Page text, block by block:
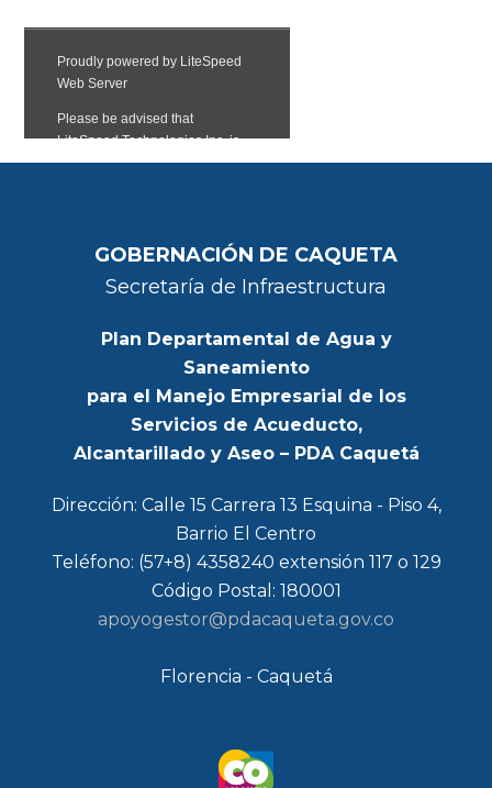
GOBERNACIÓN DE CAQUETA
Secretaría de Infraestructura
Plan Departamental de Agua y
Saneamiento
para el Manejo Empresarial de los
Servicios de Acueducto,
Alcantarillado y Aseo – PDA Caquetá
Dirección: Calle 15 Carrera 13 Esquina - Piso 4,
Barrio El Centro
Teléfono: (57+8) 4358240 extensión 117 o 129
Código Postal: 180001
apoyogestor@pdacaqueta.gov.co
Florencia - Caquetá